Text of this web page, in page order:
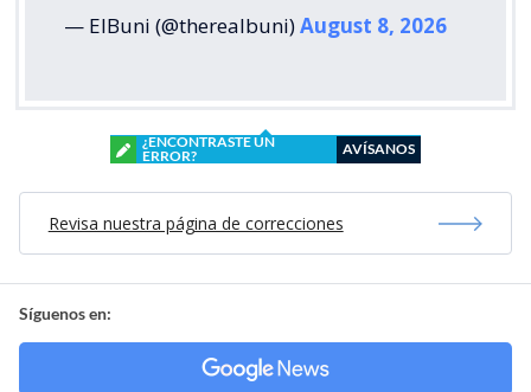
— ElBuni (@therealbuni)August 8, 2026
¿ENCONTRASTE UN
ERROR?
AVÍSANOS
Revisa nuestra página de correcciones
Síguenos en: